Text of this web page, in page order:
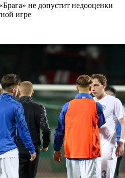
не допустит недооценки
игре